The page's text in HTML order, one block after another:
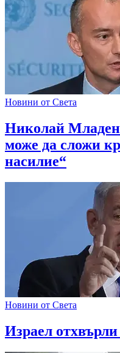
Новини от Света
Николай
може да сложи
насилие“
Новини от Света
Израел